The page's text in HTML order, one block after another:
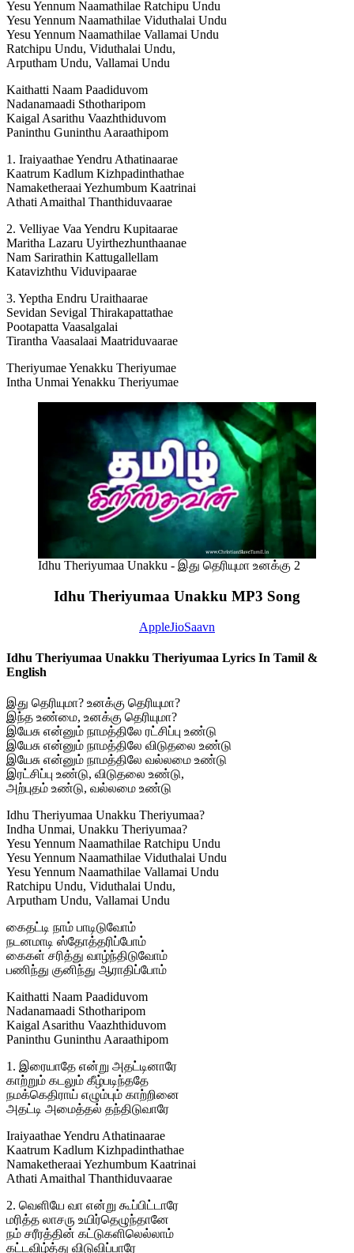
Yesu Yennum Naamathilae Ratchipu Undu
Yesu Yennum Naamathilae Viduthalai Undu
Yesu Yennum Naamathilae Vallamai Undu
Ratchipu Undu, Viduthalai Undu,
Arputham Undu, Vallamai Undu
Kaithatti Naam Paadiduvom
Nadanamaadi Sthotharipom
Kaigal Asarithu Vaazhthiduvom
Paninthu Guninthu Aaraathipom
1. Iraiyaathae Yendru Athatinaarae
Kaatrum Kadlum Kizhpadinthathae
Namaketheraai Yezhumbum Kaatrinai
Athati Amaithal Thanthiduvaarae
2. Velliyae Vaa Yendru Kupitaarae
Maritha Lazaru Uyirthezhunthaanae
Nam Sarirathin Kattugallellam
Katavizhthu Viduvipaarae
3. Yeptha Endru Uraithaarae
Sevidan Sevigal Thirakapattathae
Pootapatta Vaasalgalai
Tirantha Vaasalaai Maatriduvaarae
Theriyumae Yenakku Theriyumae
Intha Unmai Yenakku Theriyumae
Idhu Theriyumaa Unakku - இது தெரியுமா உனக்கு 2
Idhu Theriyumaa Unakku MP3 Song
AppleJioSaavn
Idhu Theriyumaa Unakku Theriyumaa Lyrics In Tamil &
English
இது தெரியுமா? உனக்கு தெரியுமா?
இந்த உண்மை, உனக்கு தெரியுமா?
இயேசு என்னும் நாமத்திலே ரட்சிப்பு உண்டு
இயேசு என்னும் நாமத்திலே விடுதலை உண்டு
இயேசு என்னும் நாமத்திலே வல்லமை உண்டு
இரட்சிப்பு உண்டு, விடுதலை உண்டு,
அற்புதம் உண்டு, வல்லமை உண்டு
Idhu Theriyumaa Unakku Theriyumaa?
Indha Unmai, Unakku Theriyumaa?
Yesu Yennum Naamathilae Ratchipu Undu
Yesu Yennum Naamathilae Viduthalai Undu
Yesu Yennum Naamathilae Vallamai Undu
Ratchipu Undu, Viduthalai Undu,
Arputham Undu, Vallamai Undu
கைதட்டி நாம் பாடிடுவோம்
நடனமாடி ஸ்தோத்தரிப்போம்
கைகள் சரித்து வாழ்ந்திடுவோம்
பணிந்து குனிந்து ஆராதிப்போம்
Kaithatti Naam Paadiduvom
Nadanamaadi Sthotharipom
Kaigal Asarithu Vaazhthiduvom
Paninthu Guninthu Aaraathipom
1. இரையாதே என்று அதட்டினாரே
காற்றும் கடலும் கீழ்படிந்ததே
நமக்கெதிராய் எழும்பும் காற்றினை
அதட்டி அமைத்தல் தந்திடுவாரே
Iraiyaathae Yendru Athatinaarae
Kaatrum Kadlum Kizhpadinthathae
Namaketheraai Yezhumbum Kaatrinai
Athati Amaithal Thanthiduvaarae
2. வெளியே வா என்று கூப்பிட்டாரே
மரித்த லாசரு உயிர்தெழுந்தானே
நம் சரீரத்தின் கட்டுகளிலெல்லாம்
கட்டவிழ்த்து விடுவிப்பாரே